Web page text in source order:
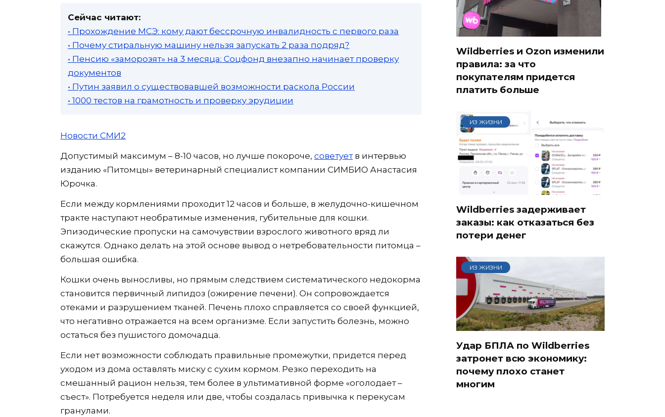
Сейчас читают:
• Прохождение МСЭ: кому дают бессрочную инвалидность с первого раза
• Почему стиральную машину нельзя запускать 2 раза подряд?
• Пенсию «заморозят» на 3 месяца: Соцфонд внезапно начинает проверку
документов
• Путин заявил о существовавшей возможности раскола России
• 1000 тестов на грамотность и проверку эрудиции
Новости СМИ2
Допустимый максимум – 8-10 часов, но лучше покороче, советуетв интервью
изданию «Питомцы» ветеринарный специалист компании СИМБИО Анастасия
Юрочка.
Если между кормлениями проходит 12 часов и больше, в желудочно-кишечном
тракте наступают необратимые изменения, губительные для кошки.
Эпизодические пропуски на самочувствии взрослого животного вряд ли
скажутся. Однако делать на этой основе вывод о нетребовательности питомца –
большая ошибка.
Кошки очень выносливы, но прямым следствием систематического недокорма
становится первичный липидоз (ожирение печени). Он сопровождается
отеками и разрушением тканей. Печень плохо справляется со своей функцией,
что негативно отражается на всем организме. Если запустить болезнь, можно
остаться без пушистого домочадца.
Если нет возможности соблюдать правильные промежутки, придется перед
уходом из дома оставлять миску с сухим кормом. Резко переходить на
смешанный рацион нельзя, тем более в ультимативной форме «оголодает –
съест». Потребуется неделя или две, чтобы создалась привычка к перекусам
гранулами.
Wildberries и Ozon изменили
правила: за что
покупателям придется
платить больше
ИЗ ЖИЗНИ
Wildberries задерживает
заказы: как отказаться без
потери денег
ИЗ ЖИЗНИ
Удар БПЛА по Wildberries
затронет всю экономику:
почему плохо станет
многим